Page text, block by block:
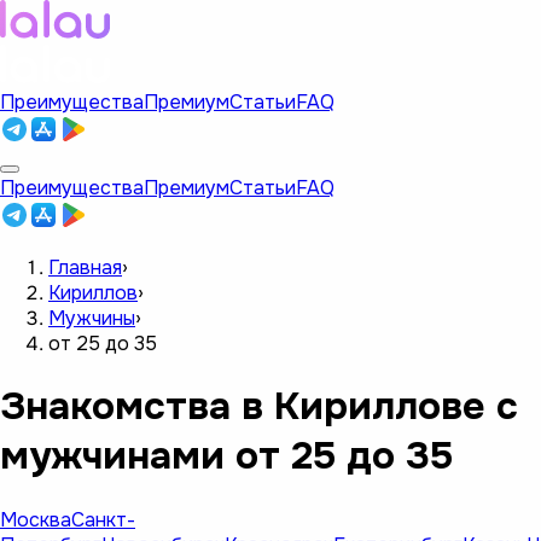
ПреимуществаПремиумСтатьиFAQ
ПреимуществаПремиумСтатьиFAQ
Главная›
Кириллов›
Мужчины›
от 25 до 35
Знакомства в Кириллове с
мужчинами от 25 до 35
МоскваСанкт-